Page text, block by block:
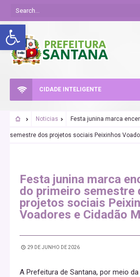
Abrir a barra de ferramentas
CIDADE INTELIGENTE
Noticias Festa junina marca
semestre dos projetos sociais Peixinhos
Festa junina marca
do primeiro semestre
projetos sociais
Voadores e Cidadão
29 DE JUNHO DE 2026
A Prefeitura de Santana, por meio